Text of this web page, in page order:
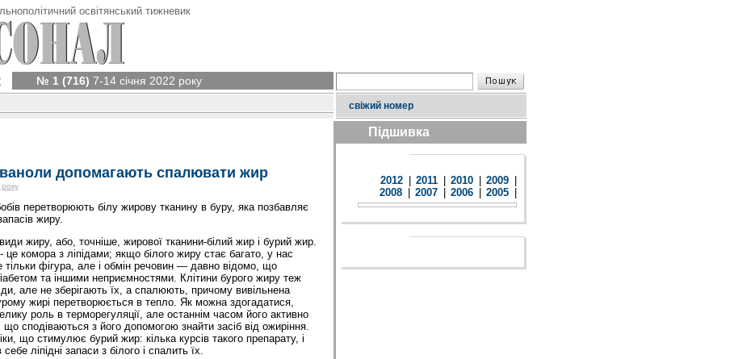
освітянський тижневик
№ 1 (716) 7-14 січня 2022 року
свіжий номер
допомагають спалювати жир
перетворюють білу жирову тканину в буру, яка позбавляє
жиру.
жиру, або, точніше, жирової тканини-білий жир і бурий жир.
це комора з ліпідами; якщо білого жиру стає багато, у нас
тільки фігура, але і обмін речовин — давно відомо, що
та іншими неприємностями. Клітини бурого жиру теж
але не зберігають їх, а спалюють, причому вивільнена
жирі перетворюється в тепло. Як можна здогадатися,
роль в терморегуляції, але останнім часом його активно
сподіваються з його допомогою знайти засіб від ожиріння.
що стимулює бурий жир: кілька курсів такого препарату, і
ліпідні запаси з білого і спалить їх.
Підшивка
2012 2011 2010 2009
2008
2007 2006 2005